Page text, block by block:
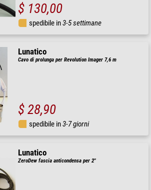
$ 130,00
spedibile in3-5 settimane
Lunatico
Cavo di prolunga per Revolution Imager 7,6 m
$ 28,90
spedibile in3-7 giorni
Lunatico
ZeroDew fascia anticondensa per 2"